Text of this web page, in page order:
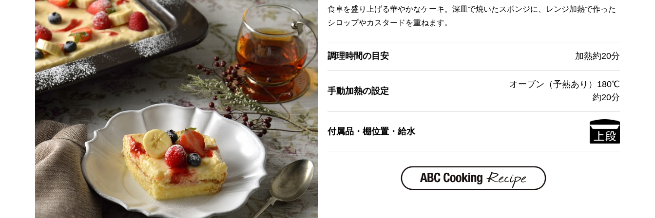
食卓を盛り上げる華やかなケーキ。深皿で焼いたスポンジに、レンジ加熱で作った
シロップやカスタードを重ねます。
調理時間の目安 加熱約20分
手動加熱の設定
オーブン（予熱あり）180℃
約20分
付属品・棚位置・給水